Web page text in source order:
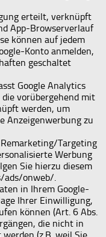
erteilt, verknüpft
App-Browserverlauf
können auf jedem
Konto anmelden,
geschaltet
Google Analytics
vorübergehend mit
werden, um
Anzeigenwerbung zu
Targeting
Werbung
Sie hierzu diesem
ads/onweb/.
in Ihrem Google-
Ihrer Einwilligung,
können (Art. 6 Abs.
die nicht in